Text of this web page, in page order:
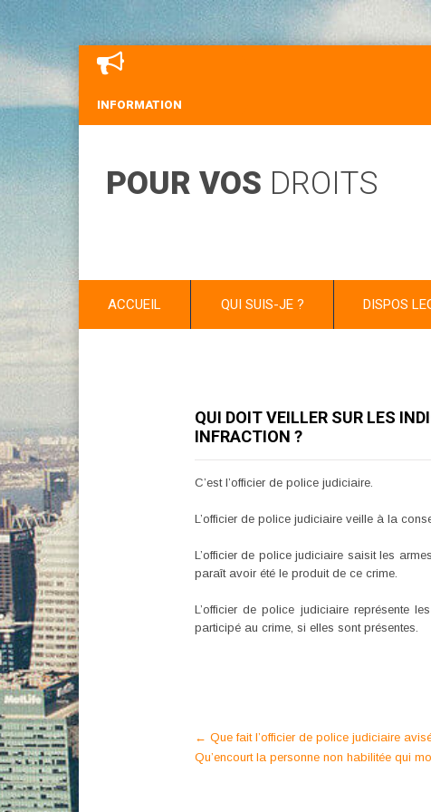
INFORMATION
POUR VOS DROITS
ACCUEIL QUI SUIS-JE ? DISPOS
QUI DOIT VEILLER SUR LES
INFRACTION ?
C’est l’officier de police judiciaire.
L’officier de police judiciaire veille à la
L’officier de police judiciaire saisit les
paraît avoir été le produit de ce crime.
L’officier de police judiciaire représente
participé au crime, si elles sont présentes.
Post
navigation
← Que fait l’officier de police judiciaire
Qu’encourt la personne non habilitée qui